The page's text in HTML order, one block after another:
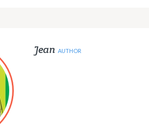
Jean AUTHOR